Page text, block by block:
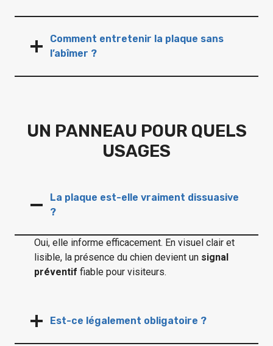
Comment entretenir la plaque sans
l’abîmer ?
UN PANNEAU POUR QUELS
USAGES
La plaque est-elle vraiment dissuasive
?
Oui, elle informe efficacement. En visuel clair et
lisible, la présence du chien devient un signal
préventif fiable pour visiteurs.
Est-ce légalement obligatoire ?